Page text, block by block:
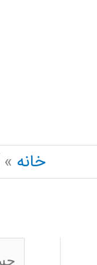
خانه